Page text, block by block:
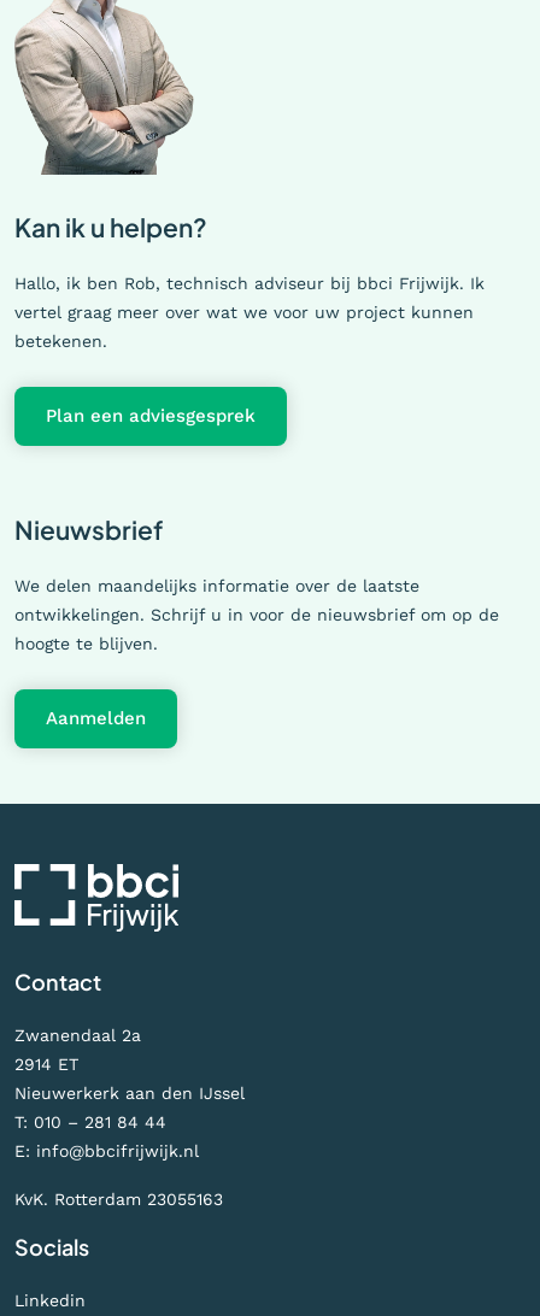
Kan ik u helpen?
Hallo, ik ben Rob, technisch adviseur bij bbci Frijwijk. Ik
vertel graag meer over wat we voor uw project kunnen
betekenen.
Plan een adviesgesprek
Nieuwsbrief
We delen maandelijks informatie over de laatste
ontwikkelingen. Schrijf u in voor de nieuwsbrief om op de
hoogte te blijven.
Aanmelden
Contact
Zwanendaal 2a
2914 ET
Nieuwerkerk aan den IJssel
T: 010 – 281 84 44
E: info@bbcifrijwijk.nl
KvK. Rotterdam 23055163
Socials
Linkedin